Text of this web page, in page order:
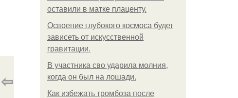
оставили в матке плаценту.
Освоение глубокого космоса будет
зависеть от искусственной
гравитации.
В участника сво ударила молния,
когда он был на лошади.
Как избежать тромбоза после
⇦